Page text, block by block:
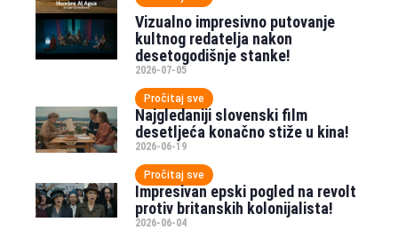
Vizualno impresivno putovanje
kultnog redatelja nakon
desetogodišnje stanke!
2026-07-05
Pročitaj sve
Najgledaniji slovenski film
desetljeća konačno stiže u kina!
2026-06-19
Pročitaj sve
Impresivan epski pogled na revolt
protiv britanskih kolonijalista!
2026-06-04